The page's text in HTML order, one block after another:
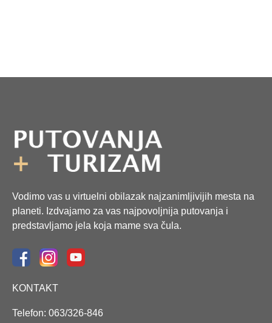
Vodimo vas u virtuelni obilazak najzanimljivijih mesta na
planeti. Izdvajamo za vas najpovoljnija putovanja i
predstavljamo jela koja mame sva čula.
KONTAKT
Telefon: 063/326-846